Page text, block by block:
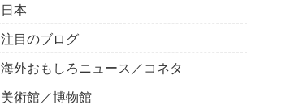
日本
注目のブログ
海外おもしろニュース／コネタ
美術館／博物館